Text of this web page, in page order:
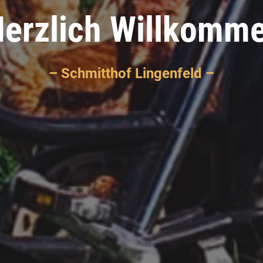
– Schmitthof Lingenfeld –